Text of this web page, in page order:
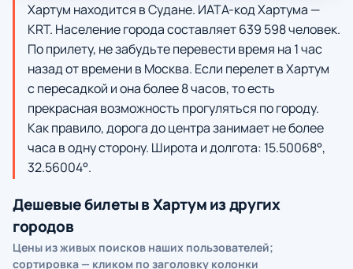
Хартум находится в Судане. ИАТА-код Хартума —
KRT. Население города составляет 639 598 человек.
По прилету, не забудьте перевести время на 1 час
назад от времени в Москва. Если перелет в Хартум
с пересадкой и она более 8 часов, то есть
прекрасная возможность прогуляться по городу.
Как правило, дорога до центра занимает не более
часа в одну сторону. Широта и долгота: 15.50068°,
32.56004°.
Дешевые билеты в Хартум из других
городов
Цены из живых поисков наших пользователей;
сортировка — кликом по заголовку колонки